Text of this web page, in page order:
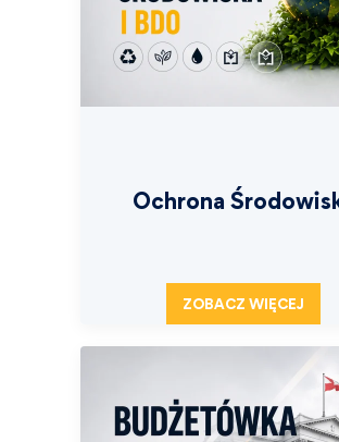
Ochrona
ZOBACZ WIĘCEJ